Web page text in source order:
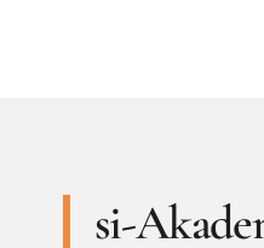
si-